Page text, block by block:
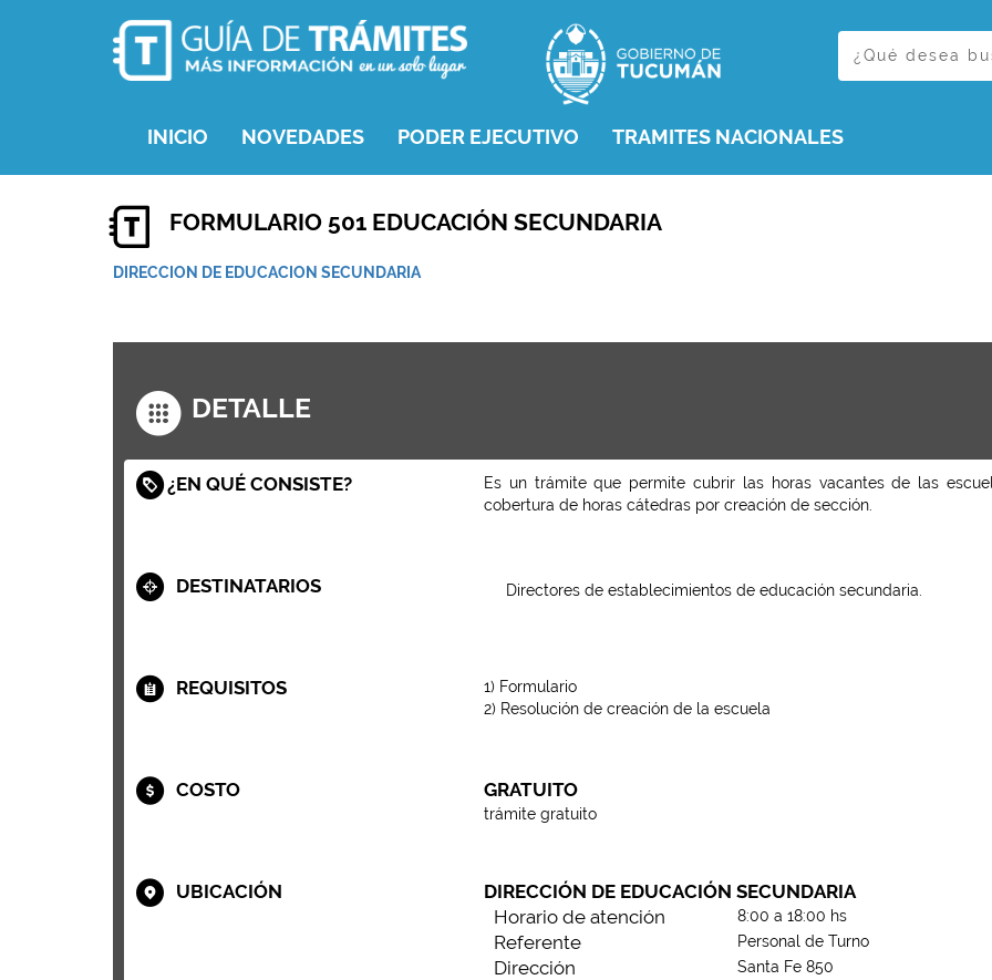
INICIO NOVEDADES PODER EJECUTIVO TRAMITES NACIONALES
FORMULARIO 501 EDUCACIÓN SECUNDARIA
DIRECCION DE EDUCACION SECUNDARIA
DETALLE
¿EN QUÉ CONSISTE?
Es un trámite que permite cubrir las horas vacantes de las
cobertura de horas cátedras por creación de sección.
DESTINATARIOS Directores de establecimientos de educación secundaria.
REQUISITOS
1) Formulario
2) Resolución de creación de la escuela
COSTO GRATUITO
trámite gratuito
UBICACIÓN
DIRECCIÓN DE EDUCACIÓN SECUNDARIA
Horario de atención
8:00 a 18:00 hs
Referente Personal de Turno
Dirección Santa Fe 850